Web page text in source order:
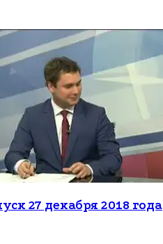
27 декабря 2018 года